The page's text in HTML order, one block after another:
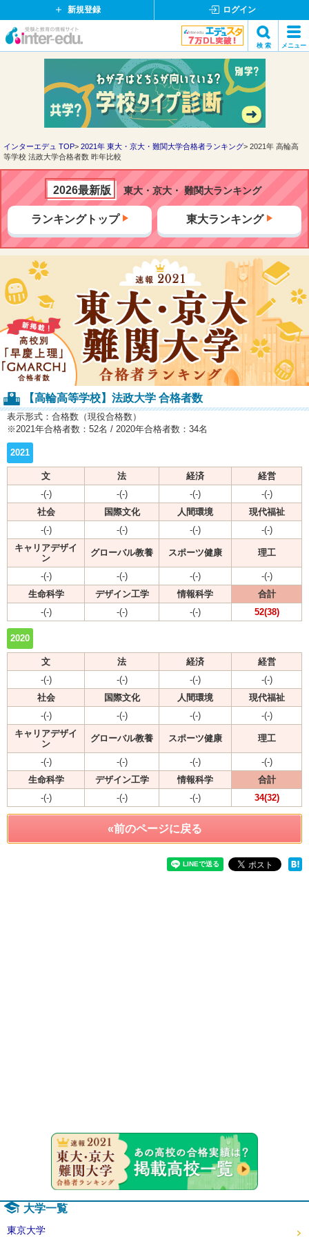
新規登録 ログイン
イ
ド
ッ
ト
検 索 メニュー
検索
インターエデュ TOP 2021年 東大・京大・難関大学合格者ランキング
2021年 高輪高
等学校 法政大学合格者数 昨年比較
2026最新版 東大・京大・ 難関大ランキング
ランキングトップ 東大ランキング
【高輪高等学校】法政大学 合格者数
表示形式：合格数（現役合格数）
※2021年合格者数：52名 / 2020年合格者数：34名
2021
文 法 経済
経営
-(-)
-(-) -(-)
-(-)
社会
国際文化 人間環境
現代福祉
-(-)
-(-) -(-)
-(-)
キャリアデザイ
ン
グローバル教養 スポーツ健康 理工
-(-) -(-) -(-)
-(-)
生命科学
デザイン工学 情報科学
合計
-(-)
-(-) -(-) 52(38)
2020
文 法 経済
経営
-(-)
-(-) -(-)
-(-)
社会
国際文化 人間環境
現代福祉
-(-)
-(-) -(-)
-(-)
キャリアデザイ
ン
グローバル教養 スポーツ健康 理工
-(-) -(-) -(-)
-(-)
生命科学
デザイン工学 情報科学
合計
-(-)
-(-) -(-) 34(32)
«前のページに戻る
大学一覧
東京大学